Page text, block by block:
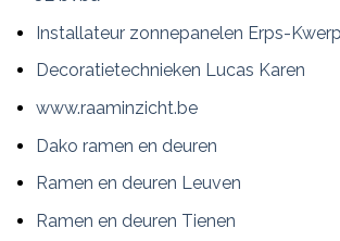
Installateur zonnepanelen Erps-
Decoratietechnieken Lucas Karen
www.raaminzicht.be
Dako ramen en deuren
Ramen en deuren Leuven
Ramen en deuren Tienen